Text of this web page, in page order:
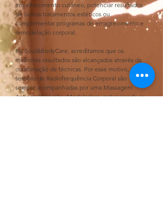
envelhecimento cutâneo, potenciar resultados
de outros tratamentos estéticos ou
complementar programas de emagrecimento e
remodelação corporal.
Na Soul&BodyCare, acreditamos que os
melhores resultados são alcançados através da
combinação de técnicas. Por esse motivo, as
sessões de Radiofrequência Corporal são
sempre acompanhadas por uma Massagem
Anticelulítica e/ou Modeladora, potenciando os